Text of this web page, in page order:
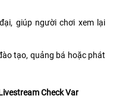
giúp người chơi xem lại
tạo, quảng bá hoặc phát
Check Var